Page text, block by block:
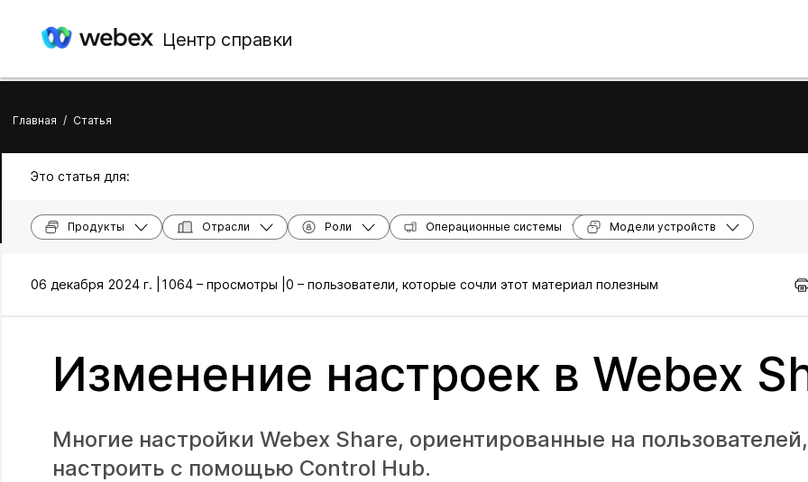
Центр справки
Главная / Статья
Это статья для:
Продукты Отрасли Роли Операционные системы Модели устройств
06 декабря 2024 г. | 1064 – просмотры | 0 – пользователи, которые сочли этот материал полезным
Изменение настроек в Webex
Многие настройки Webex Share, ориентированные на
настроить с помощью Control Hub.